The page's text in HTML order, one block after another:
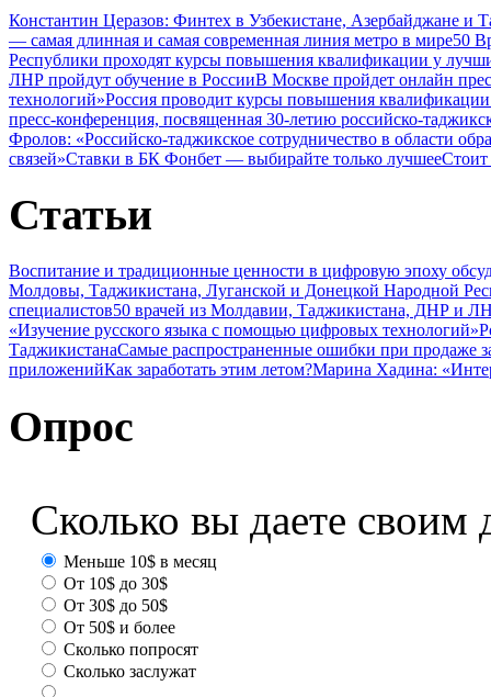
Константин Церазов: Финтех в Узбекистане, Азербайджане
— самая длинная и самая современная линия метро в мире50
Республики проходят курсы повышения квалификации у
ЛНР пройдут обучение в РоссииВ Москве пройдет онлайн
технологий»Россия проводит курсы повышения квалификации
пресс-конференция, посвященная 30-летию российско-
Фролов: «Российско-таджикское сотрудничество в области
связей»Ставки в БК Фонбет — выбирайте только лучшееСтоит
Статьи
Воспитание и традиционные ценности в цифровую эпоху
Молдовы, Таджикистана, Луганской и Донецкой Народной
специалистов50 врачей из Молдавии, Таджикистана, ДНР и
«Изучение русского языка с помощью цифровых технологий»
ТаджикистанаСамые распространенные ошибки при продаже
приложенийКак заработать этим летом?Марина Хадина:
Опрос
Сколько вы даете своим
Меньше 10$ в месяц
От 10$ до 30$
От 30$ до 50$
От 50$ и более
Сколько попросят
Сколько заслужат